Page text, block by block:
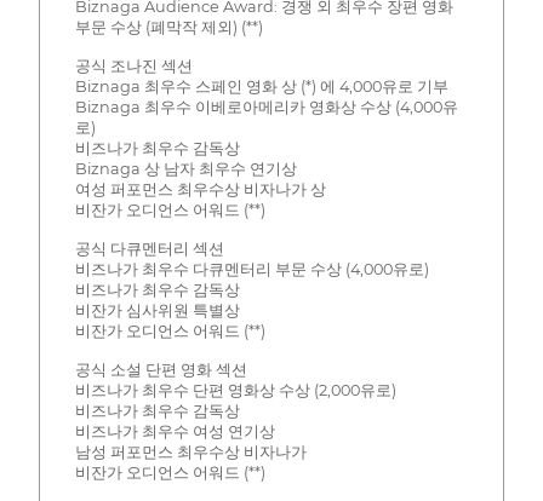
Biznaga Audience Award: 경쟁 외 최우수 장편 영화
부문 수상 (폐막작 제외) (**)
공식 조나진 섹션
Biznaga 최우수 스페인 영화 상 (*) 에 4,000유로 기부
Biznaga 최우수 이베로아메리카 영화상 수상 (4,000유
로)
비즈나가 최우수 감독상
Biznaga 상 남자 최우수 연기상
여성 퍼포먼스 최우수상 비자나가 상
비잔가 오디언스 어워드 (**)
공식 다큐멘터리 섹션
비즈나가 최우수 다큐멘터리 부문 수상 (4,000유로)
비즈나가 최우수 감독상
비잔가 심사위원 특별상
비잔가 오디언스 어워드 (**)
공식 소설 단편 영화 섹션
비즈나가 최우수 단편 영화상 수상 (2,000유로)
비즈나가 최우수 감독상
비즈나가 최우수 여성 연기상
남성 퍼포먼스 최우수상 비자나가
비잔가 오디언스 어워드 (**)